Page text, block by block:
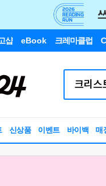
샵 eBook 크레마클럽
신상품 이벤트 바이백 매